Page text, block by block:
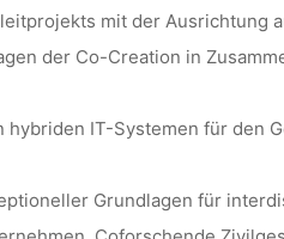
mit der Ausrichtung
der Co-Creation in
IT-Systemen für den
Grundlagen für